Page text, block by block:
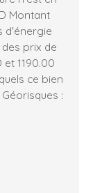
Montant
d'énergie
prix de
1190.00
ce bien
: